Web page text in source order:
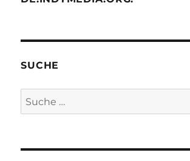
SUCHE
Suche
nach: